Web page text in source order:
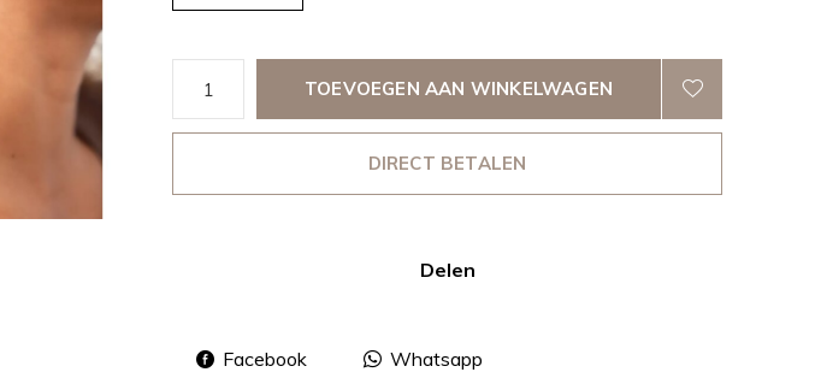
TOEVOEGEN AAN WINKELWAGEN
DIRECT BETALEN
Delen
Facebook Whatsapp